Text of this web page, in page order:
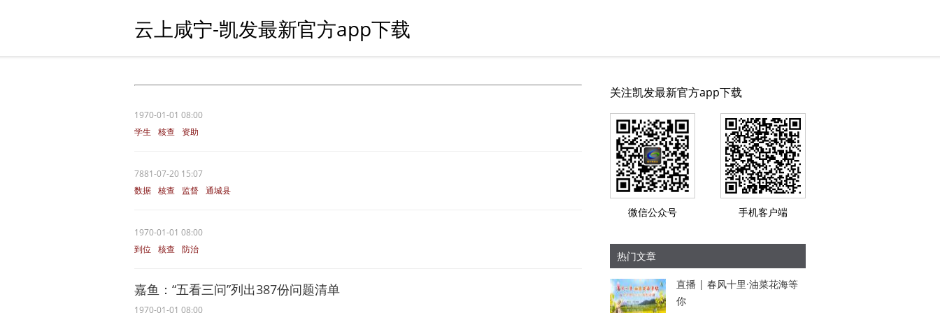
云上咸宁-凯发最新官方app下载
1970-01-01 08:00
学生
核查 资助
7881-07-20 15:07
数据 核查 监督 通城县
1970-01-01 08:00
到位
核查 防治
嘉鱼：“五看三问”列出387份问题清单
1970-01-01 08:00
关注凯发最新官方app下载
微信公众号 手机客户端
热门文章
直播 | 春风十里·油菜花海等
你